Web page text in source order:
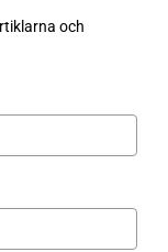
och